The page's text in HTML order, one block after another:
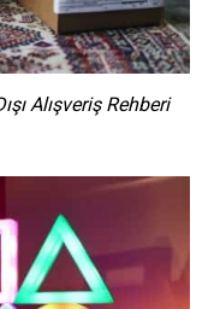
Alışveriş Rehberi